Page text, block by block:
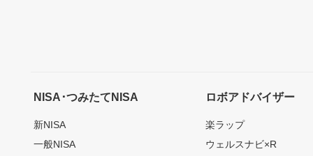
NISA･つみたてNISA
新NISA
一般NISA
ロボアドバイザー
楽ラップ
ウェルスナビ×R